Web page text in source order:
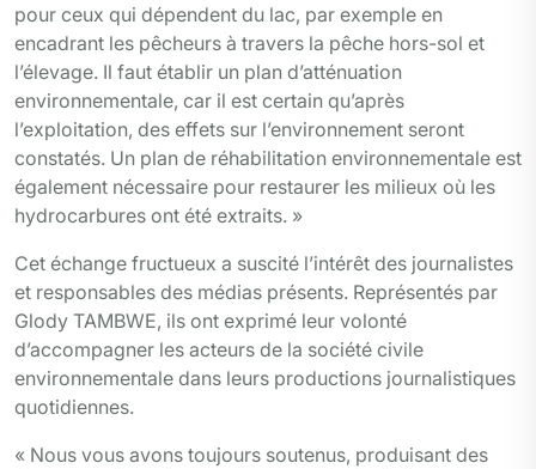
pour ceux qui dépendent du lac, par exemple en
encadrant les pêcheurs à travers la pêche hors-sol et
l’élevage. Il faut établir un plan d’atténuation
environnementale, car il est certain qu’après
l’exploitation, des effets sur l’environnement seront
constatés. Un plan de réhabilitation environnementale est
également nécessaire pour restaurer les milieux où les
hydrocarbures ont été extraits. »
Cet échange fructueux a suscité l’intérêt des journalistes
et responsables des médias présents. Représentés par
Glody TAMBWE, ils ont exprimé leur volonté
d’accompagner les acteurs de la société civile
environnementale dans leurs productions journalistiques
quotidiennes.
« Nous vous avons toujours soutenus, produisant des